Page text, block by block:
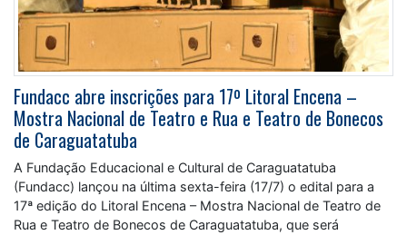
Fundacc abre inscrições para 17º Litoral Encena –
Mostra Nacional de Teatro e Rua e Teatro de Bonecos
de Caraguatatuba
A Fundação Educacional e Cultural de Caraguatatuba
(Fundacc) lançou na última sexta-feira (17/7) o edital para a
17ª edição do Litoral Encena – Mostra Nacional de Teatro de
Rua e Teatro de Bonecos de Caraguatatuba, que será